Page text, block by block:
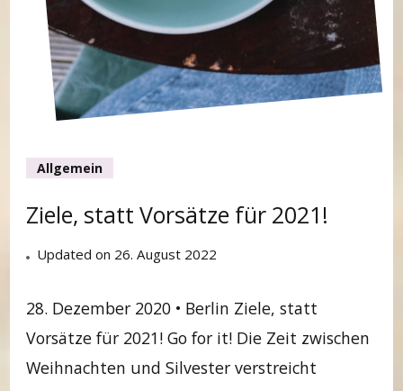
Allgemein
Ziele, statt Vorsätze für 2021!
Updated on 26. August 2022
28. Dezember 2020 • Berlin Ziele, statt
Vorsätze für 2021! Go for it! Die Zeit zwischen
Weihnachten und Silvester verstreicht